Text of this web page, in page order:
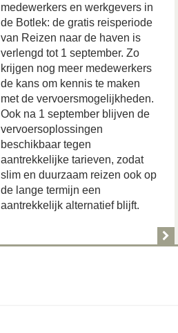
medewerkers en werkgevers in
de Botlek: de gratis reisperiode
van Reizen naar de haven is
verlengd tot 1 september. Zo
krijgen nog meer medewerkers
de kans om kennis te maken
met de vervoersmogelijkheden.
Ook na 1 september blijven de
vervoersoplossingen
beschikbaar tegen
aantrekkelijke tarieven, zodat
slim en duurzaam reizen ook op
de lange termijn een
aantrekkelijk alternatief blijft.